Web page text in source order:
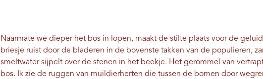
Naarmate we dieper het bos in lopen, maakt de stilte plaats voor de
briesje ruist door de bladeren in de bovenste takken van de populieren,
smeltwater sijpelt over de stenen in het beekje. Het gerommel van
bos. Ik zie de ruggen van muildierherten die tussen de bomen door